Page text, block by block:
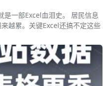
一部Excel血泪史。 居民信息
越累。关键Excel还搞不定这些